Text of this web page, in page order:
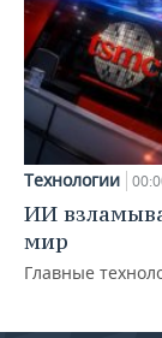
Технологии
ИИ
мир
Главные